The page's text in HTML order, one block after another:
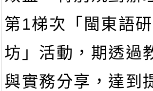
第1梯次「閩東語
坊」活動，期透過
與實務分享，達到